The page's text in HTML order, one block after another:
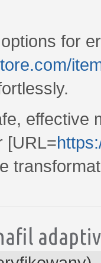
for
effective
[URL=